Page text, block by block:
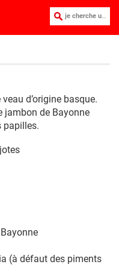
je cherche une recette :
d’origine basque.
jambon de Bayonne
papilles.
(à défaut des piments